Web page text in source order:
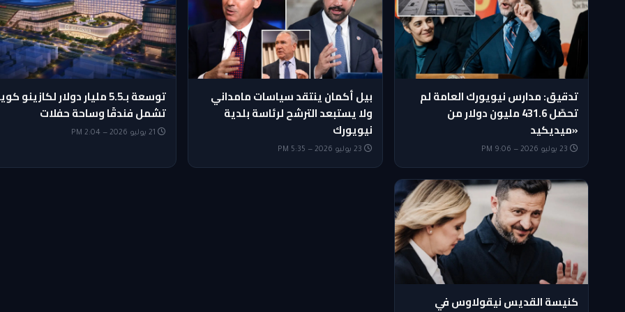
تدقيق: مدارس نيويورك العامة لم
تحصّل 431.6 مليون دولار من
«ميديكيد
بيل أكمان ينتقد سياسات مامداني
ولا يستبعد الترشح لرئاسة بلدية
نيويورك
توسعة بـ5.5 مليار دولار لكازينو
تشمل فندقًا وساحة حفلات
21 يوليو 2026 — 2:04 PM
كنيسة القديس نيقولاوس في